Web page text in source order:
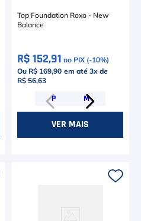
Top Foundation Roxo - New
Balance
R$ 152,91 no PIX (-10%)
Ou R$ 169,90 em até 3x de
R$ 56,63
P M
VER MAIS